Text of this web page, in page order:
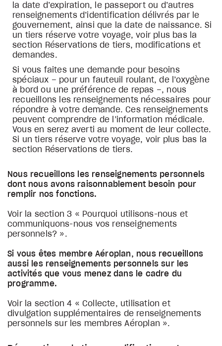
la date d’expiration, le passeport ou d’autres
renseignements d’identification délivrés par le
gouvernement, ainsi que la date de naissance. Si
un tiers réserve votre voyage, voir plus bas la
section Réservations de tiers, modifications et
demandes.
Si vous faites une demande pour besoins
spéciaux – pour un fauteuil roulant, de l’oxygène
à bord ou une préférence de repas –, nous
recueillons les renseignements nécessaires pour
répondre à votre demande. Ces renseignements
peuvent comprendre de l’information médicale.
Vous en serez averti au moment de leur collecte.
Si un tiers réserve votre voyage, voir plus bas la
section Réservations de tiers.
Nous recueillons les renseignements personnels
dont nous avons raisonnablement besoin pour
remplir nos fonctions.
Voir la section 3 « Pourquoi utilisons-nous et
communiquons-nous vos renseignements
personnels? ».
Si vous êtes membre Aéroplan, nous recueillons
aussi les renseignements personnels sur les
activités que vous menez dans le cadre du
programme.
Voir la section 4 « Collecte, utilisation et
divulgation supplémentaires de renseignements
personnels sur les membres Aéroplan ».